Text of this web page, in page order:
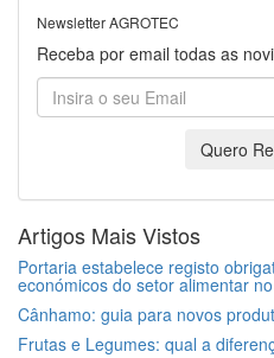
Newsletter AGROTEC
Receba por email todas as
Quero
Artigos Mais Vistos
Portaria estabelece registo
económicos do setor alimentar
Cânhamo: guia para novos
Frutas e Legumes: qual a